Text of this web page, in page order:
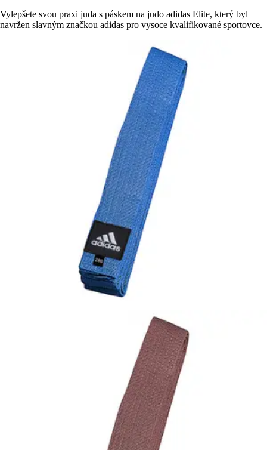
Vylepšete svou praxi juda s páskem na judo adidas Elite, který byl
navržen slavným značkou adidas pro vysoce kvalifikované sportovce.